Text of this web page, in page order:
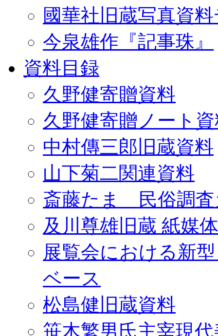
國華社旧蔵写真資
今泉雄作『記事珠』
資料目録
久野健寄贈資料
久野健寄贈ノート
中村傳三郎旧蔵資料
山下菊二関連資料
斎藤たま 民俗調査
及川尊雄旧蔵 紙媒
展覧会における新
ベース
松島健旧蔵資料
笹木繁男氏主宰現